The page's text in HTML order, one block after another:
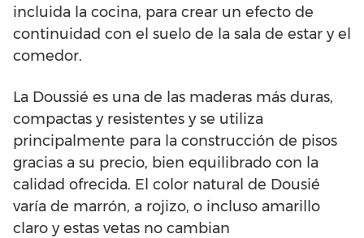
incluida la cocina, para crear un efecto de
continuidad con el suelo de la sala de estar y el
comedor.
La Doussié es una de las maderas más duras,
compactas y resistentes y se utiliza
principalmente para la construcción de pisos
gracias a su precio, bien equilibrado con la
calidad ofrecida. El color natural de Dousié
varía de marrón, a rojizo, o incluso amarillo
claro y estas vetas no cambian